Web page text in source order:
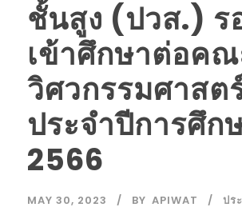
ชั้นสูง (ปวส.) ร
เข้าศึกษาต่อค
วิศวกรรมศาสต
ประจำปีการศึก
2566
MAY 30, 2023 BY APIWAT ปร